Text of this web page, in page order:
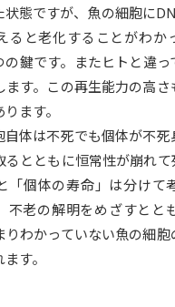
校を調べる
受験スケ
た理由
イド
学問発見
状態ですが、魚の細胞に
ると老化することがわか
の鍵です。またヒトと違
ます。この再生能力の高
ます。
自体は不死でも個体が不
るとともに恒常性が崩れ
「個体の寿命」は分けて
不老の解明をめざすとと
りわかっていない魚の細
す。